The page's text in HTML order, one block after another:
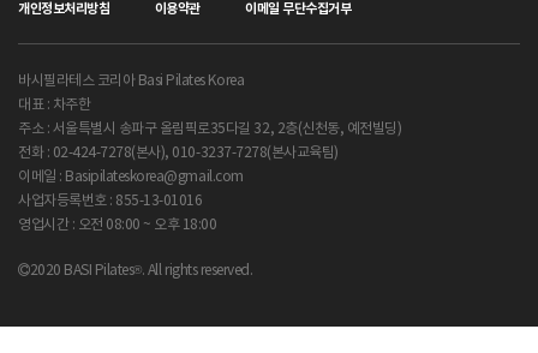
개인정보처리방침 이용약관 이메일 무단수집거부
바시필라테스 코리아 Basi Pilates Korea
대표 : 차주한
주소 : 서울특별시 송파구 올림픽로35다길 32, 2층(신천동, 예전빌딩)
전화 : 02-424-7278(본사), 010-3237-7278(본사교육팀)
이메일 : Basipilateskorea@gmail.com
사업자등록번호 : 855-13-01016
영업시간 : 오전 08:00 ~ 오후 18:00
2020 BASI Pilates®. All rights reserved.